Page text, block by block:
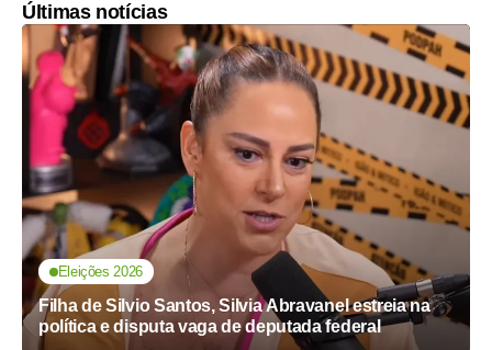
Últimas notícias
Eleições 2026
Filha de Silvio Santos, Silvia Abravanel estreia na
política e disputa vaga de deputada federal